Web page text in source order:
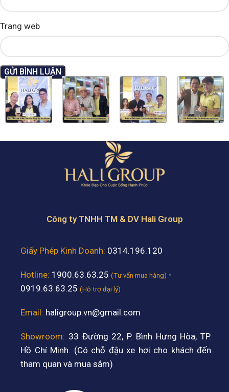
Trang web
Công ty TNHH TM & DV Hali Group
Giấy Phép Kinh Doanh: 0314.196.120
Hotline: 1900.63.63.25 (Tư vấn mua hàng) -
0919.63.63.25 (Hỗ trợ đại lý)
Email: haligroup.vn@gmail.com
Showroom: 33 Đường 22, P. Bình Hưng Hòa, TP.
Hồ Chí Minh. (Có chỗ đậu xe hơi cho khách đến
tham quan và mua sắm)